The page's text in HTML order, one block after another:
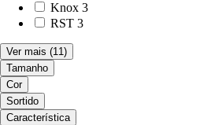
Knox 3
RST 3
Ver mais (11)
Tamanho
Cor
Sortido
Característica